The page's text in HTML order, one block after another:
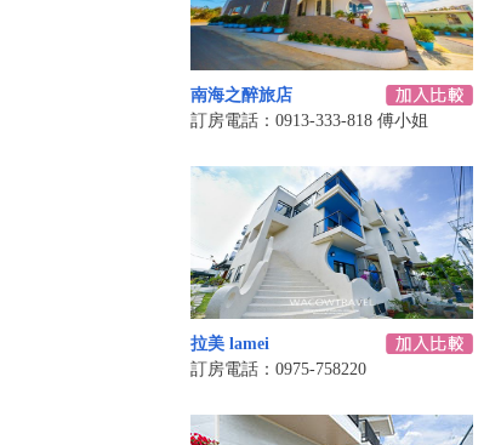
南海之醉旅店
訂房電話：0913-333-818 傅小姐
拉美 lamei
訂房電話：0975-758220